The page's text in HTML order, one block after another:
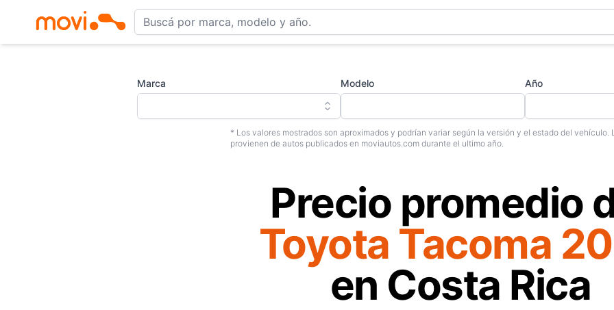
Marca Modelo
Año
* Los valores mostrados son aproximados y podrían variar según la versión y el estado del vehículo.
provienen de autos publicados en moviautos.com durante el ultimo año.
Precio promedio
Toyota Tacoma
en Costa Rica